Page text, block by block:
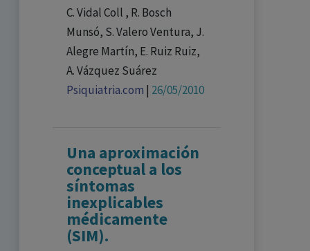
C. Vidal Coll , R. Bosch
Munsó, S. Valero Ventura, J.
Alegre Martín, E. Ruiz Ruiz,
A. Vázquez Suárez
Psiquiatria.com | 26/05/2010
Una aproximación
conceptual a los
síntomas
inexplicables
médicamente
(SIM).